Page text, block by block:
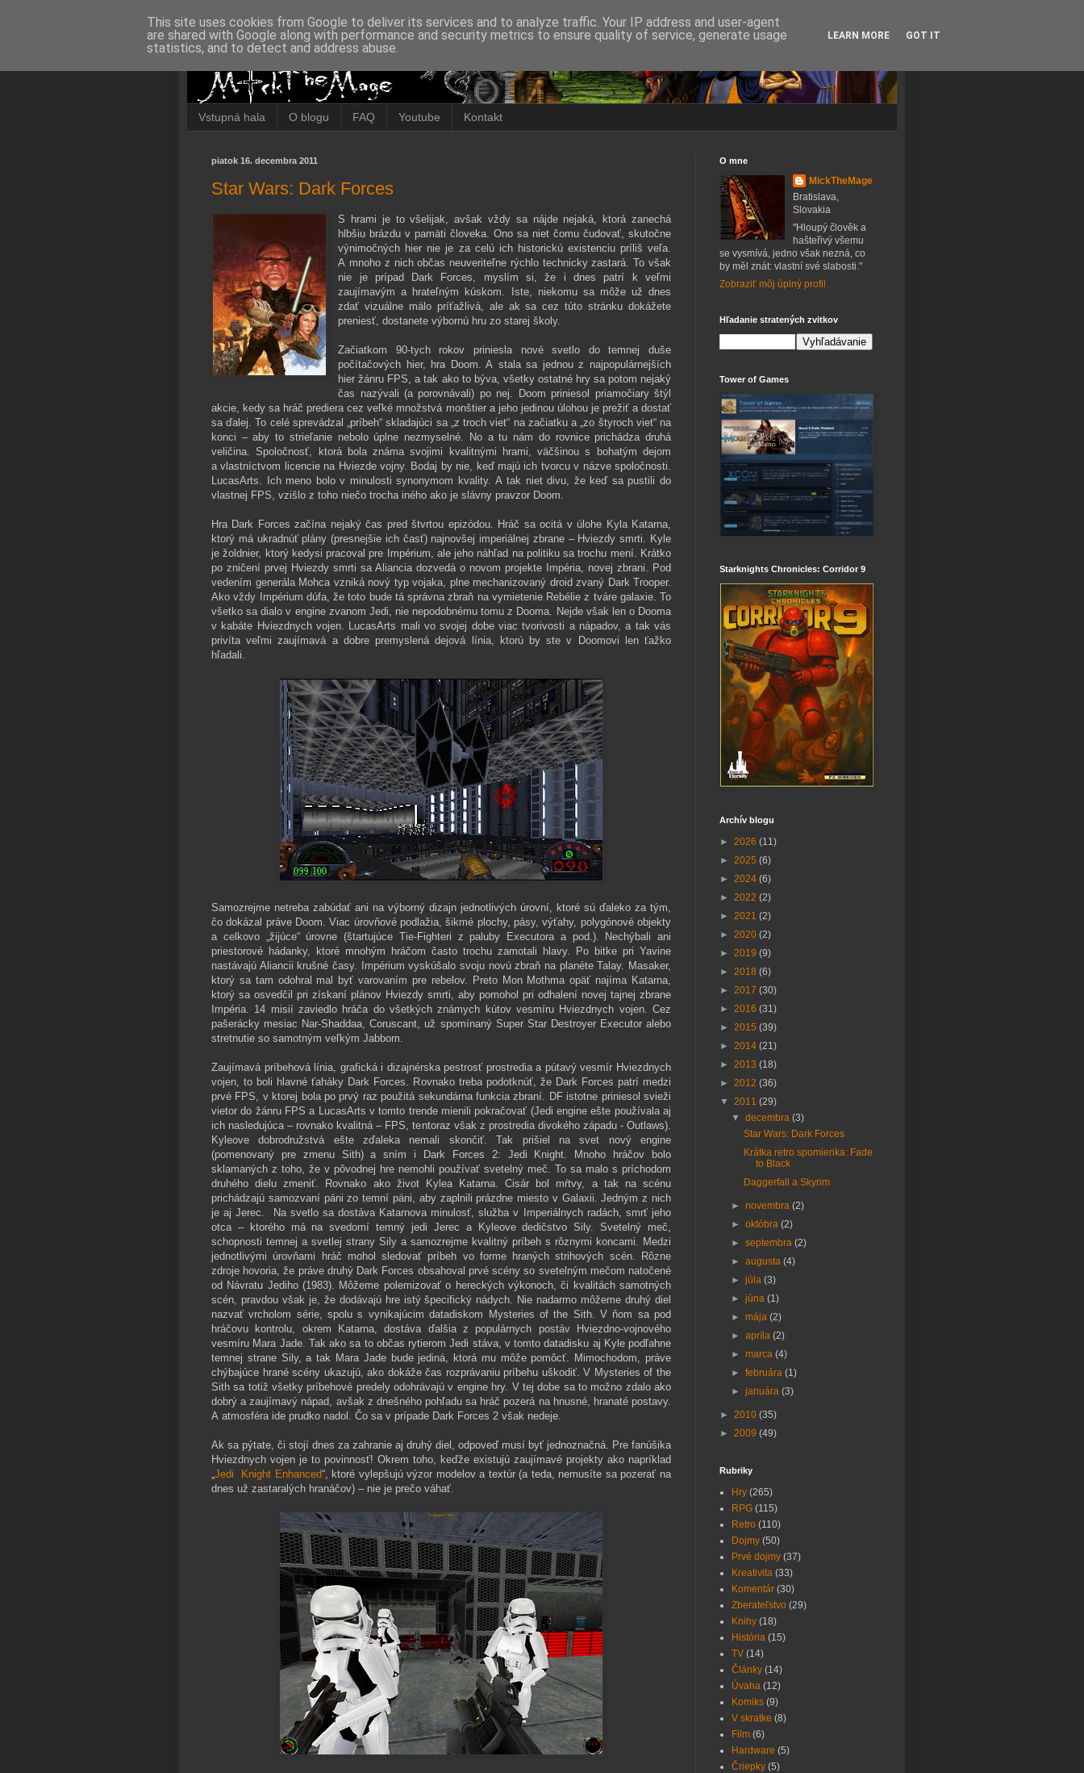
Vstupná hala O blogu FAQ Youtube Kontakt
piatok 16. decembra 2011
Star Wars: Dark Forces
S hrami je to všelijak, avšak vždy sa nájde nejaká, ktorá zanechá
hlbšiu brázdu v pamäti človeka. Ono sa niet čomu čudovať, skutočne
výnimočných hier nie je za celú ich historickú existenciu príliš veľa.
A mnoho z nich občas neuveriteľne rýchlo technicky zastará. To však
nie je prípad Dark Forces, myslím si, že i dnes patrí k veľmi
zaujímavým a hrateľným kúskom. Iste, niekomu sa môže už dnes
zdať vizuálne málo príťažlivá, ale ak sa cez túto stránku dokážete
preniesť, dostanete výbornú hru zo starej školy.
Začiatkom 90-tych rokov priniesla nové svetlo do temnej duše
počítačových hier, hra Doom. A stala sa jednou z najpopulárnejších
hier žánru FPS, a tak ako to býva, všetky ostatné hry sa potom nejaký
čas nazývali (a porovnávali) po nej. Doom priniesol priamočiary štýl
akcie, kedy sa hráč prediera cez veľké množstvá monštier a jeho jedinou úlohou je prežiť a dostať
sa ďalej. To celé sprevádzal „príbeh“ skladajúci sa „z troch viet“ na začiatku a „zo štyroch viet“ na
konci – aby to strieľanie nebolo úplne nezmyselné. No a tu nám do rovnice prichádza druhá
veličina. Spoločnosť, ktorá bola známa svojimi kvalitnými hrami, väčšinou s bohatým dejom
a vlastníctvom licencie na Hviezde vojny. Bodaj by nie, keď majú ich tvorcu v názve spoločnosti.
LucasArts. Ich meno bolo v minulosti synonymom kvality. A tak niet divu, že keď sa pustili do
vlastnej FPS, vzišlo z toho niečo trocha iného ako je slávny pravzor Doom.
Hra Dark Forces začína nejaký čas pred štvrtou epizódou. Hráč sa ocitá v úlohe Kyla Katarna,
ktorý má ukradnúť plány (presnejšie ich časť) najnovšej imperiálnej zbrane – Hviezdy smrti. Kyle
je žoldnier, ktorý kedysi pracoval pre Impérium, ale jeho náhľad na politiku sa trochu mení. Krátko
po zničení prvej Hviezdy smrti sa Aliancia dozvedá o novom projekte Impéria, novej zbrani. Pod
vedením generála Mohca vzniká nový typ vojaka, plne mechanizovaný droid zvaný Dark Trooper.
Ako vždy Impérium dúfa, že toto bude tá správna zbraň na vymietenie Rebélie z tváre galaxie. To
všetko sa dialo v engine zvanom Jedi, nie nepodobnému tomu z Dooma. Nejde však len o Dooma
v kabáte Hviezdnych vojen. LucasArts mali vo svojej dobe viac tvorivosti a nápadov, a tak vás
privíta veľmi zaujímavá a dobre premyslená dejová línia, ktorú by ste v Doomovi len ťažko
hľadali.
Samozrejme netreba zabúdať ani na výborný dizajn jednotlivých úrovní, ktoré sú ďaleko za tým,
čo dokázal práve Doom. Viac úrovňové podlažia, šikmé plochy, pásy, výťahy, polygónové objekty
a celkovo „žijúce“ úrovne (štartujúce Tie-Fighteri z paluby Executora a pod.). Nechýbali ani
priestorové hádanky, ktoré mnohým hráčom často trochu zamotali hlavy. Po bitke pri Yavine
nastávajú Aliancii krušné časy. Impérium vyskúšalo svoju novú zbraň na planéte Talay. Masaker,
ktorý sa tam odohral mal byť varovaním pre rebelov. Preto Mon Mothma opäť najíma Katarna,
ktorý sa osvedčil pri získaní plánov Hviezdy smrti, aby pomohol pri odhalení novej tajnej zbrane
Impéria. 14 misií zaviedlo hráča do všetkých známych kútov vesmíru Hviezdnych vojen. Cez
pašerácky mesiac Nar-Shaddaa, Coruscant, už spomínaný Super Star Destroyer Executor alebo
stretnutie so samotným veľkým Jabbom.
Zaujímavá príbehová línia, grafická i dizajnérska pestrosť prostredia a pútavý vesmír Hviezdnych
vojen, to boli hlavné ťaháky Dark Forces. Rovnako treba podotknúť, že Dark Forces patrí medzi
prvé FPS, v ktorej bola po prvý raz použitá sekundárna funkcia zbraní. DF istotne priniesol svieži
vietor do žánru FPS a LucasArts v tomto trende mienili pokračovať (Jedi engine ešte používala aj
ich nasledujúca – rovnako kvalitná – FPS, tentoraz však z prostredia divokého západu - Outlaws).
Kyleove dobrodružstvá ešte zďaleka nemali skončiť. Tak prišiel na svet nový engine
(pomenovaný pre zmenu Sith) a sním i Dark Forces 2: Jedi Knight. Mnoho hráčov bolo
sklamaných z toho, že v pôvodnej hre nemohli používať svetelný meč. To sa malo s príchodom
druhého dielu zmeniť. Rovnako ako život Kylea Katarna. Cisár bol mŕtvy, a tak na scénu
prichádzajú samozvaní páni zo temní páni, aby zaplnili prázdne miesto v Galaxii. Jedným z nich
je aj Jerec. Na svetlo sa dostáva Katarnova minulosť, služba v Imperiálnych radách, smrť jeho
otca – ktorého má na svedomí temný jedi Jerec a Kyleove dedičstvo Sily. Svetelný meč,
schopnosti temnej a svetlej strany Sily a samozrejme kvalitný príbeh s rôznymi koncami. Medzi
jednotlivými úrovňami hráč mohol sledovať príbeh vo forme hraných strihových scén. Rôzne
zdroje hovoria, že práve druhý Dark Forces obsahoval prvé scény so svetelným mečom natočené
od Návratu Jediho (1983). Môžeme polemizovať o hereckých výkonoch, či kvalitách samotných
scén, pravdou však je, že dodávajú hre istý špecifický nádych. Nie nadarmo môžeme druhý diel
nazvať vrcholom série, spolu s vynikajúcim datadiskom Mysteries of the Sith. V ňom sa pod
hráčovu kontrolu, okrem Katarna, dostáva ďalšia z populárnych postáv Hviezdno-vojnového
vesmíru Mara Jade. Tak ako sa to občas rytierom Jedi stáva, v tomto datadisku aj Kyle podľahne
temnej strane Sily, a tak Mara Jade bude jediná, ktorá mu môže pomôcť. Mimochodom, práve
chýbajúce hrané scény ukazujú, ako dokáže čas rozprávaniu príbehu uškodiť. V Mysteries of the
Sith sa totiž všetky príbehové predely odohrávajú v engine hry. V tej dobe sa to možno zdalo ako
dobrý a zaujímavý nápad, avšak z dnešného pohľadu sa hráč pozerá na hnusné, hranaté postavy.
A atmosféra ide prudko nadol. Čo sa v prípade Dark Forces 2 však nedeje.
Ak sa pýtate, či stojí dnes za zahranie aj druhý diel, odpoveď musí byť jednoznačná. Pre fanúšika
Hviezdnych vojen je to povinnosť! Okrem toho, keďže existujú zaujímavé projekty ako napríklad
„Jedi Knight Enhanced“, ktoré vylepšujú výzor modelov a textúr (a teda, nemusíte sa pozerať na
dnes už zastaralých hranáčov) – nie je prečo váhať.
O mne
MickTheMage
Bratislava,
Slovakia
"Hloupý člověk a
hašteřivý všemu
se vysmívá, jedno však nezná, co
by měl znát: vlastní své slabosti."
Zobraziť môj úplný profil
Hľadanie stratených zvitkov
Tower of Games
Starknights Chronicles: Corridor 9
Archív blogu
► 2026 (11)
► 2025 (6)
► 2024 (6)
► 2022 (2)
► 2021 (2)
► 2020 (2)
► 2019 (9)
► 2018 (6)
► 2017 (30)
► 2016 (31)
► 2015 (39)
► 2014 (21)
► 2013 (18)
► 2012 (36)
▼ 2011 (29)
▼decembra(3)
Star Wars: Dark Forces
Krátka retro spomienka: Fade
to Black
Daggerfall a Skyrim
►novembra(2)
►októbra(2)
►septembra(2)
►augusta(4)
►júla(3)
►júna(1)
►mája(2)
►apríla(2)
►marca(4)
►februára(1)
►januára(3)
► 2010 (35)
► 2009 (49)
Rubriky
Hry (265)
RPG (115)
Retro (110)
Dojmy (50)
Prvé dojmy (37)
Kreativita (33)
Komentár (30)
Zberateľstvo (29)
Knihy (18)
História (15)
TV (14)
Články (14)
Úvaha (12)
Komiks (9)
V skratke (8)
Film (6)
Hardware (5)
Čriepky (5)
This site uses cookies from Google to deliver its services and to analyze traffic. Your IP address and user-agent
are shared with Google along with performance and security metrics to ensure quality of service, generate usage
statistics, and to detect and address abuse.
LEARN MORE GOT IT